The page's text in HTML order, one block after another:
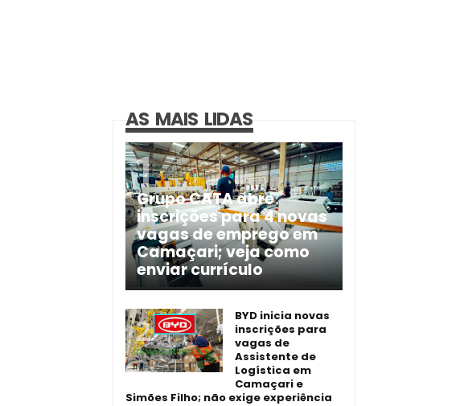
AS MAIS LIDAS
Grupo CATA abre
inscrições para 4 novas
vagas de emprego em
Camaçari; veja como
enviar currículo
BYD inicia novas
inscrições para
vagas de
Assistente de
Logística em
Camaçari e
Simões Filho; não exige experiência